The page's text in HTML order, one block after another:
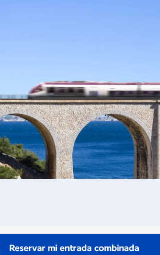
Reservar mi entrada combinada